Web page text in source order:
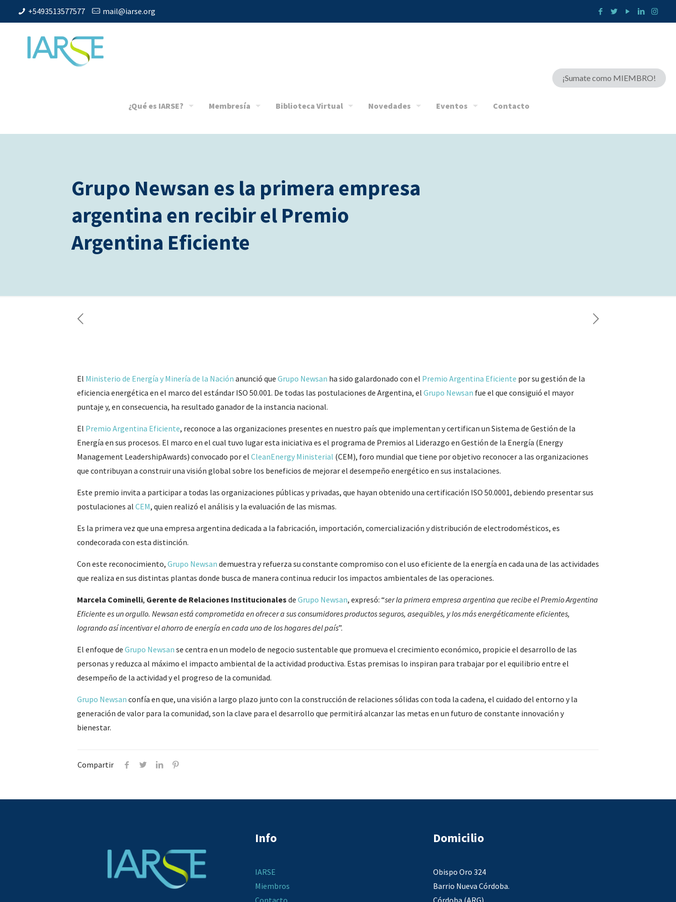
+5493513577577 mail@iarse.org
¿Qué es IARSE? Membresía Biblioteca Virtual Novedades Eventos Contacto
¡Sumate como MIEMBRO!
Grupo Newsan es la primera empresa
argentina en recibir el Premio
Argentina Eficiente
El Ministerio de Energía y Minería de la Nación anunció que Grupo Newsan ha sido galardonado con el Premio Argentina Eficiente por su gestión de la
eficiencia energética en el marco del estándar ISO 50.001. De todas las postulaciones de Argentina, el Grupo Newsan fue el que consiguió el mayor
puntaje y, en consecuencia, ha resultado ganador de la instancia nacional.
El Premio Argentina Eficiente, reconoce a las organizaciones presentes en nuestro país que implementan y certifican un Sistema de Gestión de la
Energía en sus procesos. El marco en el cual tuvo lugar esta iniciativa es el programa de Premios al Liderazgo en Gestión de la Energía (Energy
Management LeadershipAwards) convocado por el CleanEnergy Ministerial (CEM), foro mundial que tiene por objetivo reconocer a las organizaciones
que contribuyan a construir una visión global sobre los beneficios de mejorar el desempeño energético en sus instalaciones.
Este premio invita a participar a todas las organizaciones públicas y privadas, que hayan obtenido una certificación ISO 50.0001, debiendo presentar sus
postulaciones al CEM, quien realizó el análisis y la evaluación de las mismas.
Es la primera vez que una empresa argentina dedicada a la fabricación, importación, comercialización y distribución de electrodomésticos, es
condecorada con esta distinción.
Con este reconocimiento, Grupo Newsan demuestra y refuerza su constante compromiso con el uso eficiente de la energía en cada una de las actividades
que realiza en sus distintas plantas donde busca de manera continua reducir los impactos ambientales de las operaciones.
Marcela Cominelli, Gerente de Relaciones Institucionales de Grupo Newsan, expresó: “ser la primera empresa argentina que recibe el Premio Argentina
Eficiente es un orgullo. Newsan está comprometida en ofrecer a sus consumidores productos seguros, asequibles, y los más energéticamente eficientes,
logrando así incentivar el ahorro de energía en cada uno de los hogares del país”.
El enfoque de Grupo Newsan se centra en un modelo de negocio sustentable que promueva el crecimiento económico, propicie el desarrollo de las
personas y reduzca al máximo el impacto ambiental de la actividad productiva. Estas premisas lo inspiran para trabajar por el equilibrio entre el
desempeño de la actividad y el progreso de la comunidad.
Grupo Newsan confía en que, una visión a largo plazo junto con la construcción de relaciones sólidas con toda la cadena, el cuidado del entorno y la
generación de valor para la comunidad, son la clave para el desarrollo que permitirá alcanzar las metas en un futuro de constante innovación y
bienestar.
Compartir
Info
IARSE
Miembros
Contacto
Domicilio
Obispo Oro 324
Barrio Nueva Córdoba.
Córdoba (ARG)